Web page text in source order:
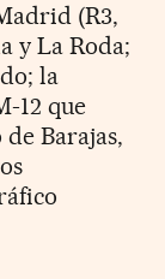
(R3,
y La Roda;
la
12 que
Barajas,